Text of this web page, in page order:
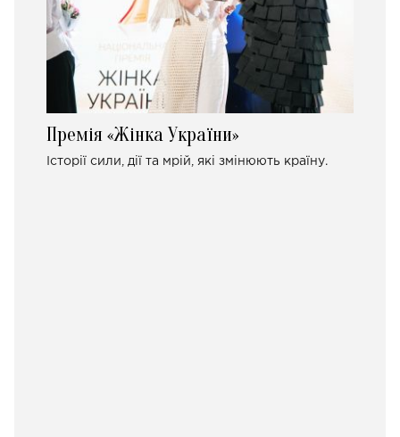
Премія «Жінка України»
Історії сили, дії та мрій, які змінюють країну.